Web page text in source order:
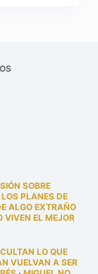
SOBRE
PLANES DE
ALGO EXTRAÑO
VIVEN EL MEJOR
LO QUE
VUELVAN A SER